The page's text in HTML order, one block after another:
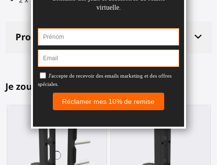
Productdetails
Je zou dit ook leuk kunnen vinden